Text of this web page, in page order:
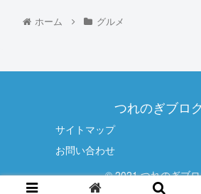
ホーム グルメ
つれのぎブロ
サイトマップ
お問い合わせ
© 2021 つれのぎブ